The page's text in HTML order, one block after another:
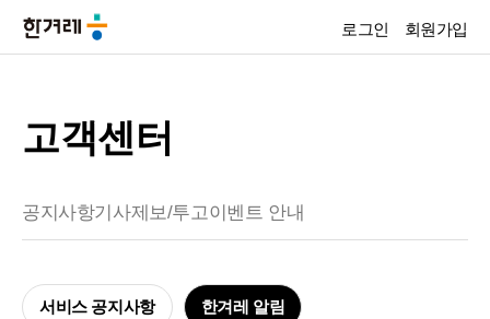
로그인 회원가입
고객센터
공지사항기사제보/투고이벤트 안내
서비스 공지사항 한겨레 알림